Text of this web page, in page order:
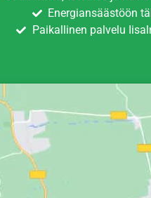
Energiansäästöön
Paikallinen palvelu